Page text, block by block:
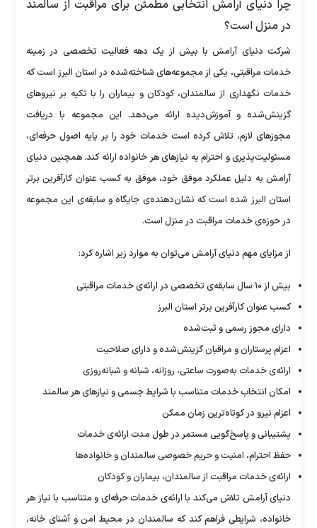
چرا دنیای آرامش انتخابی مطمئن برای مراقبت از سالمند
در منزل است؟
شرکت دنیای آرامش با بیش از یک دهه فعالیت تخصصی در زمینه
خدمات مراقبتی، یکی از مجموعه‌های شناخته‌شده در استان البرز است که
خدمات نگهداری از سالمندان، کودکان و بیماران را با تکیه بر نیرو‌های
گزینش‌شده و آموزش‌دیده ارائه می‌دهد. این مجموعه با دریافت
مجوز‌های لازم، تلاش کرده است خدمات خود را بر پایه اصول حرفه‌ای،
مسئولیت‌پذیری و احترام به نیاز‌های هر خانواده ارائه کند. همچنین دنیای
آرامش به دلیل عملکرد موفق خود، موفق به کسب عنوان کارآفرین برتر
استان البرز شده است که نشان‌دهنده‌ی جایگاه و سابقه‌ی این مجموعه
در حوزه‌ی خدمات مراقبت در منزل است.
از مزایای مهم دنیای آرامش می‌توان به موارد زیر اشاره کرد:
بیش از ۱۰ سال سابقه‌ی تخصصی در ارائه‌ی خدمات مراقبتی
کسب عنوان کارآفرین برتر استان البرز
دارای مجوز رسمی و ثبت‌شده
اعزام پرستاران و مراقبان گزینش‌شده و دارای صلاحیت
ارائه‌ی خدمات به‌صورت ساعتی، روزانه، شبانه و شبانه‌روزی
امکان انتخاب خدمات متناسب با شرایط جسمی و نیاز‌های هر سالمند
اعزام نیرو در کوتاه‌ترین زمان ممکن
پشتیبانی و پاسخ‌گویی مستمر در طول مدت ارائه‌ی خدمات
حفظ احترام، امنیت و حریم خصوصی سالمندان و خانواده‌ها
ارائه‌ی خدمات مراقبت از سالمندان، بیماران و کودکان
دنیای آرامش تلاش می‌کند با ارائه‌ی خدمات حرفه‌ای و متناسب با نیاز هر
خانواده، شرایطی فراهم کند که سالمندان در محیط امن و آشنای خانه،